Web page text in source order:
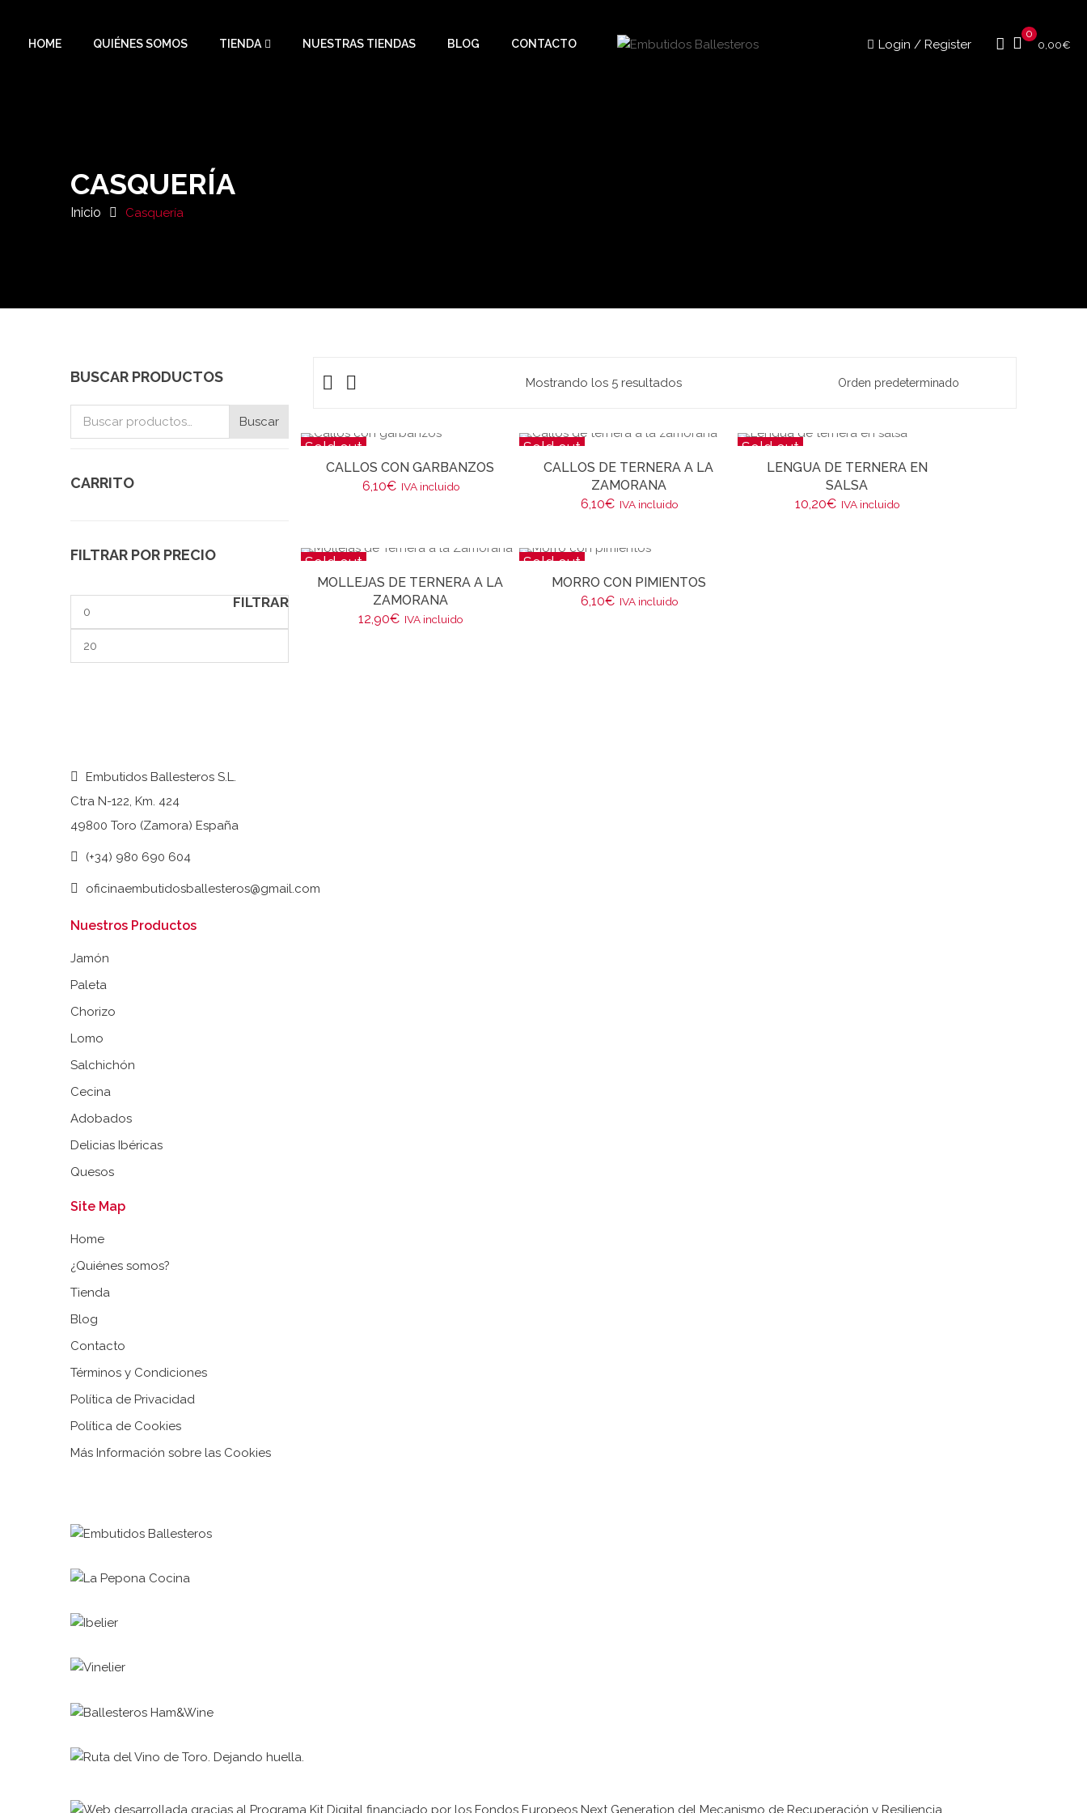
HOME QUIÉNES SOMOS TIENDA NUESTRAS TIENDAS BLOG CONTACTO Login / Register
0
0,00€
CASQUERÍA
Inicio Casquería
BUSCAR PRODUCTOS
Buscar
CARRITO
FILTRAR POR PRECIO
FILTRAR
Mostrando los 5 resultados
Sold out
CALLOS CON GARBANZOS
6,10€ IVA incluido
Sold out
CALLOS DE TERNERA A LA
ZAMORANA
6,10€ IVA incluido
Sold out
LENGUA DE TERNERA EN
SALSA
10,20€ IVA incluido
Sold out
MOLLEJAS DE TERNERA A LA
ZAMORANA
12,90€ IVA incluido
Sold out
MORRO CON PIMIENTOS
6,10€ IVA incluido
Embutidos Ballesteros S.L.
Ctra N-122, Km. 424
49800 Toro (Zamora) España
(+34) 980 690 604
oficinaembutidosballesteros@gmail.com
Nuestros Productos
Jamón
Paleta
Chorizo
Lomo
Salchichón
Cecina
Adobados
Delicias Ibéricas
Quesos
Site Map
Home
¿Quiénes somos?
Tienda
Blog
Contacto
Términos y Condiciones
Política de Privacidad
Política de Cookies
Más Información sobre las Cookies